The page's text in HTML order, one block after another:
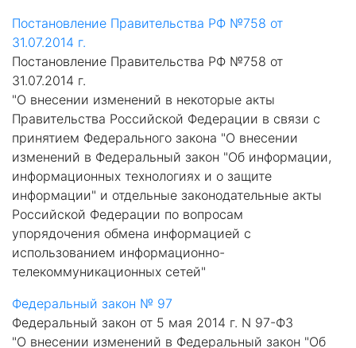
Постановление Правительства РФ №758 от
31.07.2014 г.
Постановление Правительства РФ №758 от
31.07.2014 г.
"О внесении изменений в некоторые акты
Правительства Российской Федерации в связи с
принятием Федерального закона "О внесении
изменений в Федеральный закон "Об информации,
информационных технологиях и о защите
информации" и отдельные законодательные акты
Российской Федерации по вопросам
упорядочения обмена информацией с
использованием информационно-
телекоммуникационных сетей"
Федеральный закон № 97
Федеральный закон от 5 мая 2014 г. N 97-ФЗ
"О внесении изменений в Федеральный закон "Об